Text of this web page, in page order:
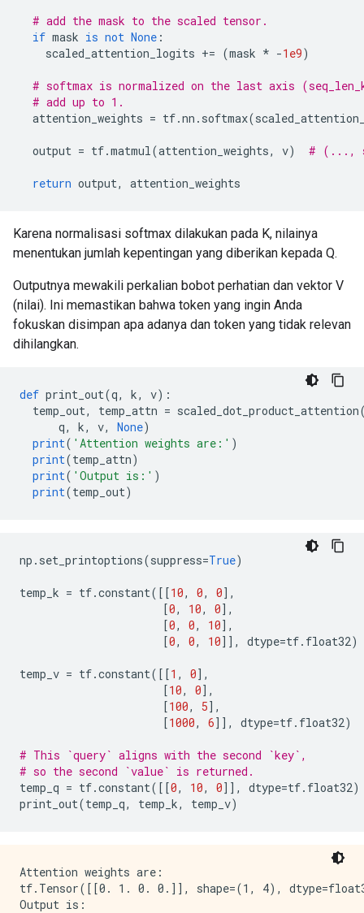
# add the mask to the scaled tensor.
if mask is not None :
scaled_attention_logits += (mask * -1e9)
# softmax is normalized on the last axis
# add up to 1.
attention_weights = tf.nn . softmax(
output = tf.matmul(attention_weights, v) # (...,
return output, attention_weights
Karena normalisasi softmax dilakukan pada K, nilainya
menentukan jumlah kepentingan yang diberikan kepada Q.
Outputnya mewakili perkalian bobot perhatian dan vektor V
(nilai). Ini memastikan bahwa token yang ingin Anda
fokuskan disimpan apa adanya dan token yang tidak relevan
dihilangkan.
def print_out(q, k, v):
temp_out, temp_attn = scaled_dot_product_attention
q, k, v, None)
print( 'Attention weights are:' )
print(temp_attn)
print( 'Output is:' )
print(temp_out)
np . set_printoptions(suppress=True)
temp_k = tf.constant([[10, 0, 0],
[0, 10, 0],
[0, 0, 10],
[0, 0, 10]], dtype=tf. float32)
temp_v = tf.constant([[1 , 0],
[10, 0],
[100, 5],
[1000, 6]], dtype=tf. float32)
# This `query` aligns with the second `key`,
# so the second `value` is returned.
temp_q = tf.constant([[0, 10, 0]], dtype=tf. float32)
print_out(temp_q, temp_k, temp_v)
Attention weights are:
tf.Tensor([[0. 1. 0. 0.]], shape=(1, 4),
Output is: